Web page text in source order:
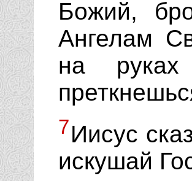
Божий,
Ангелам
на
7Иисус
искушай